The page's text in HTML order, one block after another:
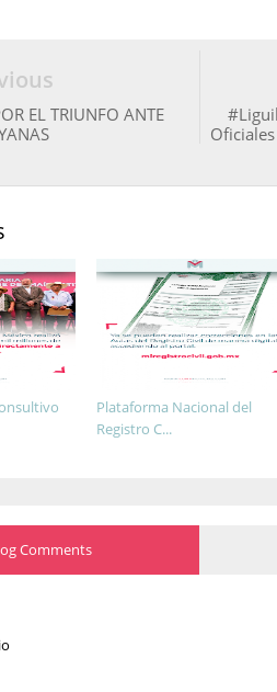
EL TRIUNFO ANTE
Plataforma Nacional del
Registro C...
Comments